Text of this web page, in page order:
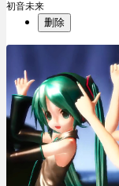
初音未来
删除